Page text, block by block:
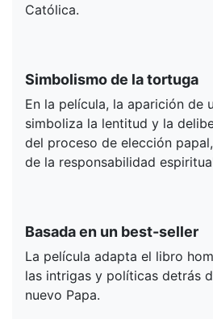
Católica.
Simbolismo de la tortuga
En la película, la aparición de
simboliza la lentitud y la
del proceso de elección
de la responsabilidad
Basada en un best-seller
La película adapta el libro
las intrigas y políticas detrás
nuevo Papa.